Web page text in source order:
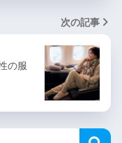
次の記事
の服